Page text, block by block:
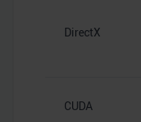
DirectX
CUDA